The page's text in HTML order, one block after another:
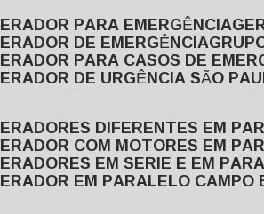
GERADOR PARA EMERGÊNCIA
GERADOR DE EMERGÊNCIA
GERADOR PARA CASOS DE
GERADOR DE URGÊNCIA SÃO
GERADORES DIFERENTES EM
GERADOR COM MOTORES EM
GERADORES EM SERIE E EM
GERADOR EM PARALELO CAMPO